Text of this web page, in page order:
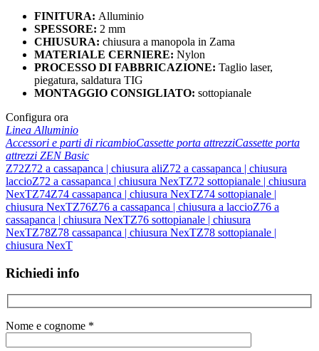
FINITURA: Alluminio
SPESSORE: 2 mm
CHIUSURA: chiusura a manopola in Zama
MATERIALE CERNIERE: Nylon
PROCESSO DI FABBRICAZIONE: Taglio laser,
piegatura, saldatura TIG
MONTAGGIO CONSIGLIATO: sottopianale
Configura ora
Linea Alluminio
Accessori e parti di ricambioCassette porta attrezziCassette porta
attrezzi ZEN Basic
Z72Z72 a cassapanca | chiusura aliZ72 a cassapanca | chiusura
laccioZ72 a cassapanca | chiusura NexTZ72 sottopianale | chiusura
NexTZ74Z74 cassapanca | chiusura NexTZ74 sottopianale |
chiusura NexTZ76Z76 a cassapanca | chiusura a laccioZ76 a
cassapanca | chiusura NexTZ76 sottopianale | chiusura
NexTZ78Z78 cassapanca | chiusura NexTZ78 sottopianale |
chiusura NexT
Richiedi info
Nome e cognome *